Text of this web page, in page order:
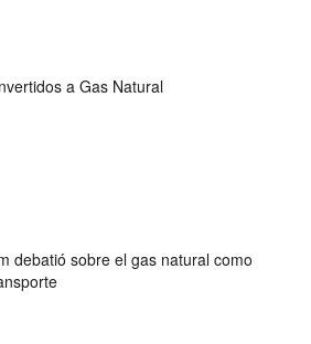
a Gas Natural
debatió sobre el gas natural como